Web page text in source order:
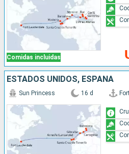
Comidas incluidas
ESTADOS UNIDOS, ESPAÑA
Sun Princess 16 d